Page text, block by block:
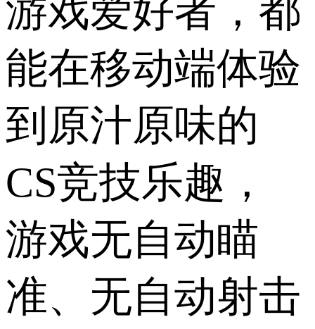
游戏爱好者，都
能在移动端体验
到原汁原味的
CS竞技乐趣，
游戏无自动瞄
准、无自动射击